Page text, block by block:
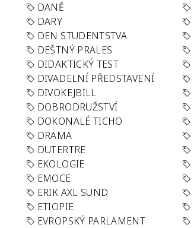
DANĚ
DARY
DEN STUDENTSTVA
DEŠTNÝ PRALES
DIDAKTICKÝ TEST
DIVADELNÍ PŘEDSTAVENÍ
DIVOKEJBILL
DOBRODRUŽSTVÍ
DOKONALÉ TICHO
DRAMA
DUTERTRE
EKOLOGIE
EMOCE
ERIK AXL SUND
ETIOPIE
EVROPSKÝ PARLAMENT